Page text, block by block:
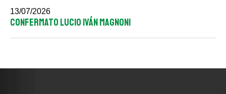
13/07/2026
CONFERMATO LUCIO IVÁN MAGNONI